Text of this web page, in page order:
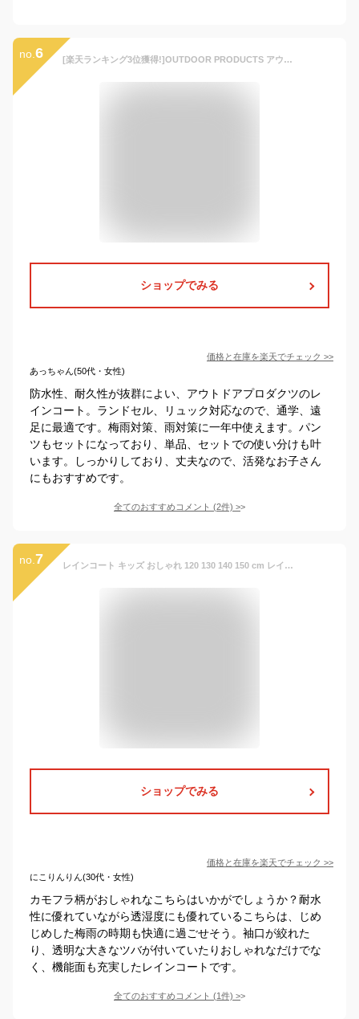
no. 6 [楽天ランキング3位獲得!]OUTDOOR PRODUCTS アウトドアプロダクツ レインコート 好評 ポンチョ キッズ 無地 ランドセル対応 ランドセル レインポンチョ レインパンツ 上下 セット 上下セット 男の子 女の子 130 140 150 子供 こども 子ども 小学生 小学校 通学 登校 自転車
ショップでみる
価格と在庫を楽天でチェック >>
あっちゃん(50代・女性)
防水性、耐久性が抜群によい、アウトドアプロダクツのレ
インコート。ランドセル、リュック対応なので、通学、遠
足に最適です。梅雨対策、雨対策に一年中使えます。パン
ツもセットになっており、単品、セットでの使い分けも叶
います。しっかりしており、丈夫なので、活発なお子さん
にもおすすめです。
全てのおすすめコメント (2件) >
no. 7 レインコート キッズ おしゃれ 120 130 140 150 cm レインウェア レインスーツ 小学生 中学生 子供 男の子 女の子 ジュニア グレー ブルー 青 合羽 カッパ 軽い 軽量 防水 撥水 アウトドア キャンプ 防災 通学 耐水圧 15000 透湿度 10000 マック makku AS-8510J 雨具 花柄
ショップでみる
価格と在庫を楽天でチェック >>
にこりんりん(30代・女性)
カモフラ柄がおしゃれなこちらはいかがでしょうか？耐水
性に優れていながら透湿度にも優れているこちらは、じめ
じめした梅雨の時期も快適に過ごせそう。袖口が絞れた
り、透明な大きなツバが付いていたりおしゃれなだけでな
く、機能面も充実したレインコートです。
全てのおすすめコメント (1件) >